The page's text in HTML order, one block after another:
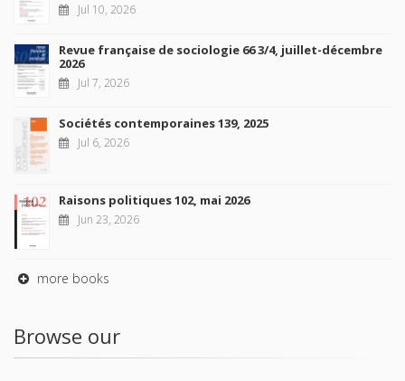
Jul 10, 2026
Revue française de sociologie 66 3/4, juillet-décembre
2026
Jul 7, 2026
Sociétés contemporaines 139, 2025
Jul 6, 2026
Raisons politiques 102, mai 2026
Jun 23, 2026
more books
Browse our